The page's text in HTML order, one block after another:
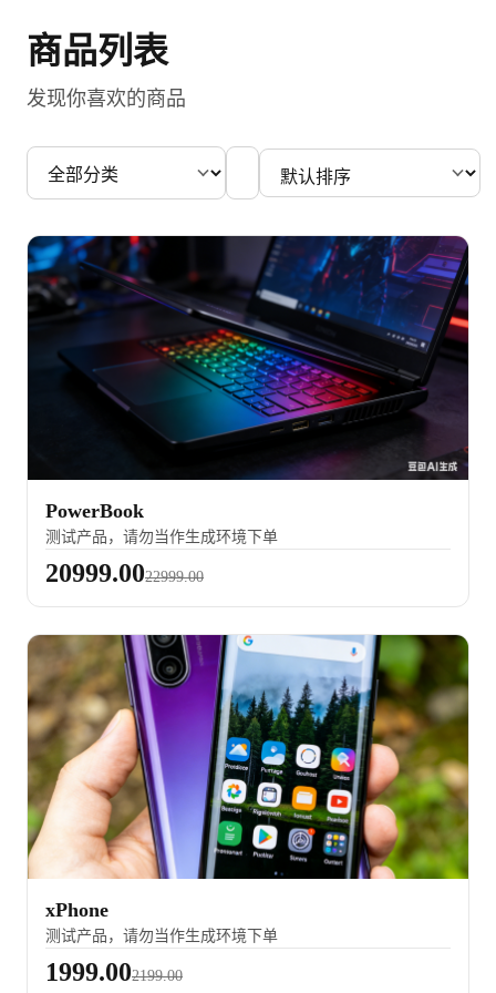
商品列表
发现你喜欢的商品
PowerBook
测试产品，请勿当作生成环境下单
20999.0022999.00
xPhone
测试产品，请勿当作生成环境下单
1999.002199.00